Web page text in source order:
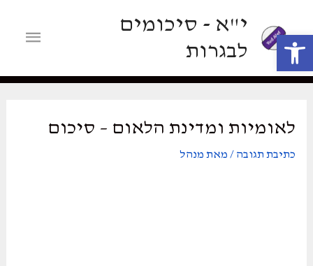
י"א - סיכומים
לבגרות
לאומיות ומדינת הלאום – סיכום
כתיבת תגובה / מאת מנהל
פתח סרגל נגישות